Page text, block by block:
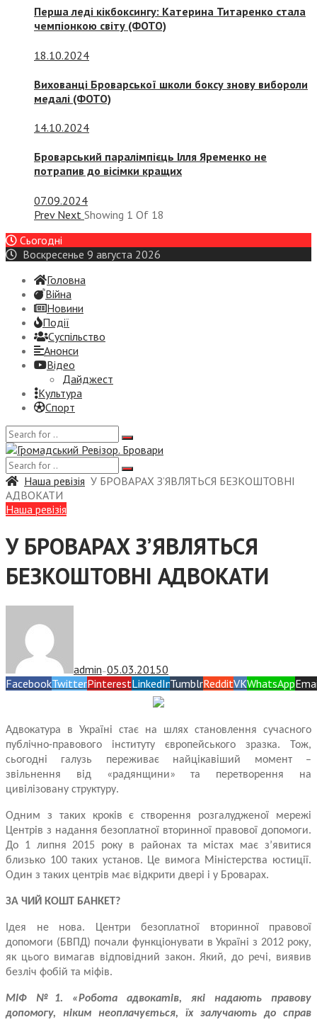
Перша леді кікбоксингу: Катерина Титаренко стала
чемпіонкою світу (ФОТО)
18.10.2024
Вихованці Броварської школи боксу знову вибороли
медалі (ФОТО)
14.10.2024
Броварський паралімпієць Ілля Яременко не
потрапив до вісімки кращих
07.09.2024
Prev Next Showing 1 Of 18
Сьогодні
Воскресенье 9 августа 2026
Головна
Війна
Новини
Події
Суспiльство
Анонси
Відео
Дайджест
Культура
Спорт
Наша ревізія У БРОВАРАХ З’ЯВЛЯТЬСЯ БЕЗКОШТОВНІ
АДВОКАТИ
Наша ревізія
У БРОВАРАХ З’ЯВЛЯТЬСЯ
БЕЗКОШТОВНІ АДВОКАТИ
admin —05.03.20150
FacebookTwitterPinterestLinkedInTumblrRedditVKWhatsApp
Адвокатура в Україні стає на шлях становлення сучасного
публічно-правового інституту європейського зразка. Тож,
сьогодні галузь переживає найцікавіший момент –
звільнення від «радянщини» та перетворення на
цивілізовану структуру.
Одним з таких кроків є створення розгалудженої мережі
Центрів з надання безоплатної вторинної правової допомоги.
До 1 липня 2015 року в районах та містах має з’явитися
близько 100 таких установ. Це вимога Міністерства юстиції.
Один з таких центрів має відкрити двері і у Броварах.
ЗА ЧИЙ КОШТ БАНКЕТ?
Ідея не нова. Центри безоплатної вторинної правової
допомоги (БВПД) почали функціонувати в Україні з 2012 року,
як цього вимагав відповідний закон. Який, до речі, виявив
безліч фобій та міфів.
МІФ № 1. «Робота адвокатів, які надають правову
допомогу, ніким неоплачується, їх залучають до справ